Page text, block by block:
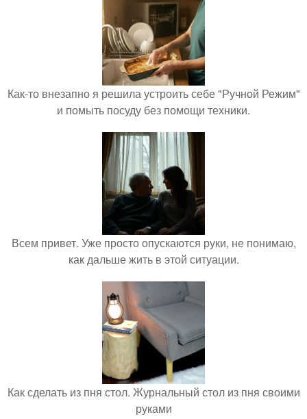
Как-то внезапно я решила устроить себе "Ручной Режим"
и помыть посуду без помощи техники.
Всем привет. Уже просто опускаются руки, не понимаю,
как дальше жить в этой ситуации.
Как сделать из пня стол. Журнальный стол из пня своими
руками